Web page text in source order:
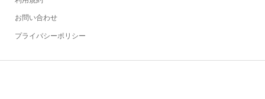
お問い合わせ
プライバシーポリシー